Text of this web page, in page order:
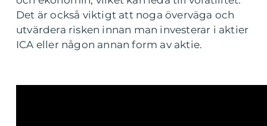
Det är också viktigt att noga överväga och
utvärdera risken innan man investerar i aktier
ICA eller någon annan form av aktie.